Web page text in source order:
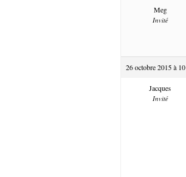
Meg
Invité
26 octobre 2015 à
Jacques
Invité